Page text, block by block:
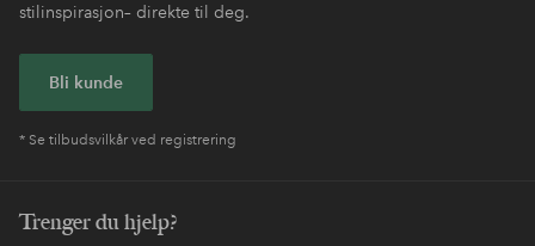
stilinspirasjon– direkte til deg.
Bli kunde
* Se tilbudsvilkår ved registrering
Trenger du hjelp?